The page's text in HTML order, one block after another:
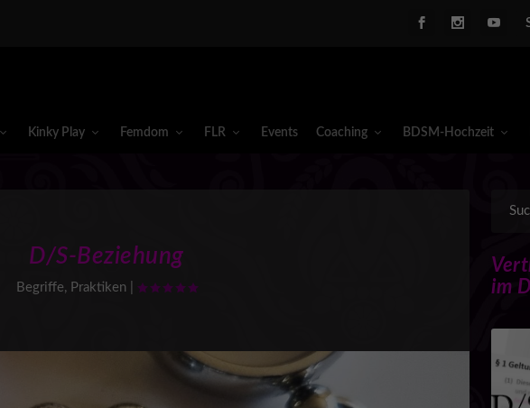
Kinky Play Femdom FLR Events Coaching BDSM-Hochzeit
D/S-Beziehung
Begriffe, Praktiken|
im